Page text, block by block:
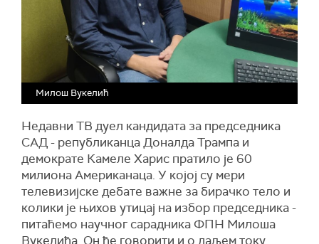
Милош Вукелић
Недавни ТВ дуел кандидата за председника
САД - републиканца Доналда Трампа и
демократе Камеле Харис пратило је 60
милиона Американаца. У којој су мери
телевизијске дебате важне за бирачко тело и
колики је њихов утицај на избор председника -
питаћемо научног сарадника ФПН Милоша
Вукелића. Он ће говорити и о даљем току